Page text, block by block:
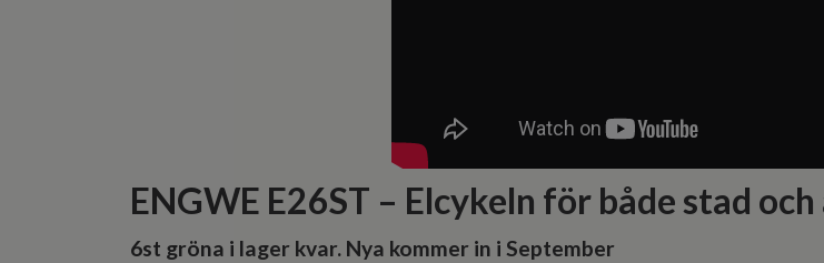
ENGWE E26ST – Elcykeln för både stad
6st gröna i lager kvar. Nya kommer in i September